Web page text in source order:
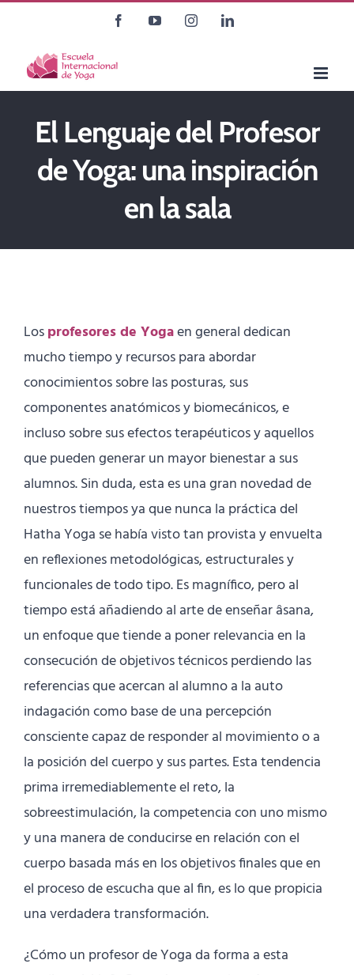
contenido
FacebookYouTubeInstagramLinkedIn
El Lenguaje del Profesor
de Yoga: una inspiración
en la sala
Losprofesores de Yogaen general dedican
mucho tiempo y recursos para abordar
conocimientos sobre las posturas, sus
componentes anatómicos y biomecánicos, e
incluso sobre sus efectos terapéuticos y aquellos
que pueden generar un mayor bienestar a sus
alumnos. Sin duda, esta es una gran novedad de
nuestros tiempos ya que nunca la práctica del
Hatha Yoga se había visto tan provista y envuelta
en reflexiones metodológicas, estructurales y
funcionales de todo tipo. Es magnífico, pero al
tiempo está añadiendo al arte de enseñar âsana,
un enfoque que tiende a poner relevancia en la
consecución de objetivos técnicos perdiendo las
referencias que acercan al alumno a la auto
indagación como base de una percepción
consciente capaz de responder al movimiento o a
la posición del cuerpo y sus partes. Esta tendencia
prima irremediablemente el reto, la
sobreestimulación, la competencia con uno mismo
y una manera de conducirse en relación con el
cuerpo basada más en los objetivos finales que en
el proceso de escucha que al fin, es lo que propicia
una verdadera transformación.
¿Cómo un profesor de Yoga da forma a esta